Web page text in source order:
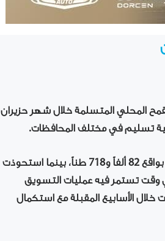
المحلي المتسلمة خلال شهر حزيران
ووفق الأرقام الرسمية، سجل يوم 29 حزيران أعلى كمية تسلّم يومية بواقع 82 ألفاً و718 طناً، بينما استحوذت
إجمالي الكميات، في وقت تستمر فيه عمليات التسويق
الأسابيع المقبلة مع استكمال